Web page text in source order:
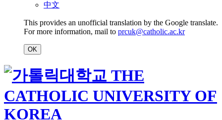
中文
This provides an unofficial translation by the Google translate.
For more information, mail to prcuk@catholic.ac.kr
OK